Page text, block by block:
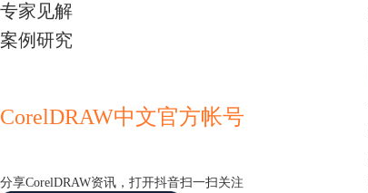
专家见解
案例研究
CorelDRAW中文官方帐号
分享CorelDRAW资讯，打开抖音扫一扫关注